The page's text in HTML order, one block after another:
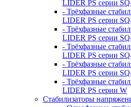
LIDER PS серии
- Трёхфазные
LIDER PS серии
- Трёхфазные
LIDER PS серии
- Трёхфазные
LIDER PS серии
- Трёхфазные
LIDER PS серии
- Трёхфазные
LIDER PS серии W
Стабилизаторы